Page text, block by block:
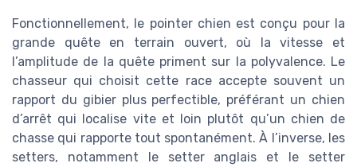
Fonctionnellement, le pointer chien est conçu pour la
grande quête en terrain ouvert, où la vitesse et
l’amplitude de la quête priment sur la polyvalence. Le
chasseur qui choisit cette race accepte souvent un
rapport du gibier plus perfectible, préférant un chien
d’arrêt qui localise vite et loin plutôt qu’un chien de
chasse qui rapporte tout spontanément. À l’inverse, les
setters, notamment le setter anglais et le setter